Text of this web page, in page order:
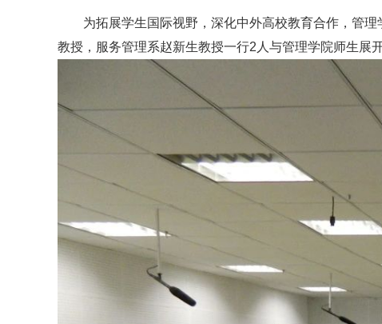
为拓展学生国际视野，深化中外高校教育合作，管
教授，服务管理系赵新生教授一行2人与管理学院师生展